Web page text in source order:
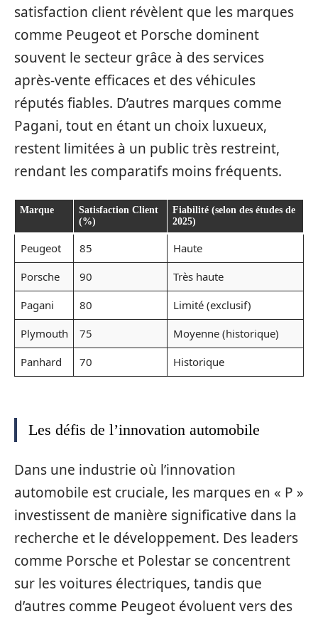
satisfaction client révèlent que les marques
comme Peugeot et Porsche dominent
souvent le secteur grâce à des services
après-vente efficaces et des véhicules
réputés fiables. D’autres marques comme
Pagani, tout en étant un choix luxueux,
restent limitées à un public très restreint,
rendant les comparatifs moins fréquents.
Marque
Satisfaction Client
(%)
Fiabilité (selon des études de
2025)
Peugeot 85
Haute
Porsche
90
Très haute
Pagani
80
Limité (exclusif)
Plymouth
75
Moyenne (historique)
Panhard
70 Historique
Les défis de l’innovation automobile
Dans une industrie où l’innovation
automobile est cruciale, les marques en « P »
investissent de manière significative dans la
recherche et le développement. Des leaders
comme Porsche et Polestar se concentrent
sur les voitures électriques, tandis que
d’autres comme Peugeot évoluent vers des